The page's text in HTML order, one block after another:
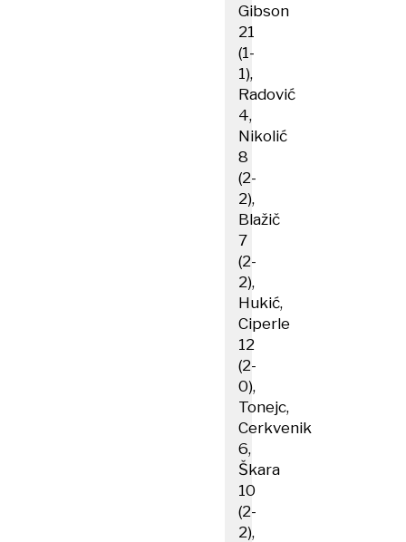
Gibson
21
(1-
1),
Radović
4,
Nikolić
8
(2-
2),
Blažič
7
(2-
2),
Hukić,
Ciperle
12
(2-
0),
Tonejc,
Cerkvenik
6,
Škara
10
(2-
2),